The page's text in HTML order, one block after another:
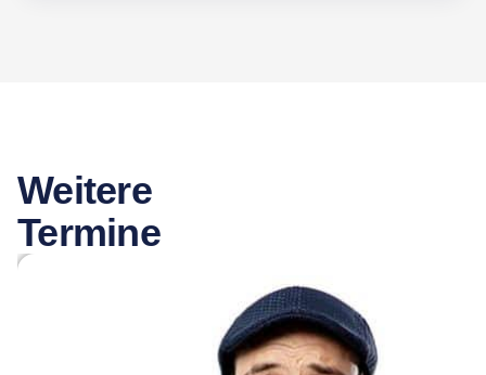
Weitere
Termine